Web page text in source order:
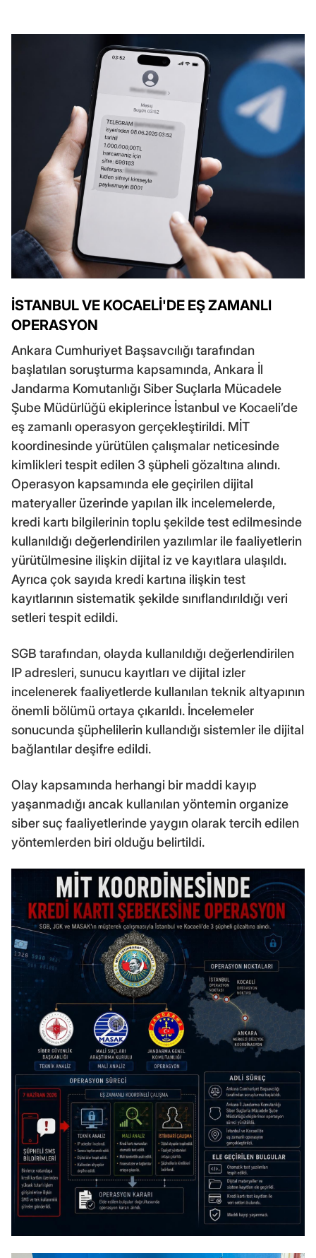
İSTANBUL VE KOCAELİ'DE EŞ ZAMANLI
OPERASYON
Ankara Cumhuriyet Başsavcılığı tarafından
başlatılan soruşturma kapsamında, Ankara İl
Jandarma Komutanlığı Siber Suçlarla Mücadele
Şube Müdürlüğü ekiplerince İstanbul ve Kocaeli’de
eş zamanlı operasyon gerçekleştirildi. MİT
koordinesinde yürütülen çalışmalar neticesinde
kimlikleri tespit edilen 3 şüpheli gözaltına alındı.
Operasyon kapsamında ele geçirilen dijital
materyaller üzerinde yapılan ilk incelemelerde,
kredi kartı bilgilerinin toplu şekilde test edilmesinde
kullanıldığı değerlendirilen yazılımlar ile faaliyetlerin
yürütülmesine ilişkin dijital iz ve kayıtlara ulaşıldı.
Ayrıca çok sayıda kredi kartına ilişkin test
kayıtlarının sistematik şekilde sınıflandırıldığı veri
setleri tespit edildi.
SGB tarafından, olayda kullanıldığı değerlendirilen
IP adresleri, sunucu kayıtları ve dijital izler
incelenerek faaliyetlerde kullanılan teknik altyapının
önemli bölümü ortaya çıkarıldı. İncelemeler
sonucunda şüphelilerin kullandığı sistemler ile dijital
bağlantılar deşifre edildi.
Olay kapsamında herhangi bir maddi kayıp
yaşanmadığı ancak kullanılan yöntemin organize
siber suç faaliyetlerinde yaygın olarak tercih edilen
yöntemlerden biri olduğu belirtildi.